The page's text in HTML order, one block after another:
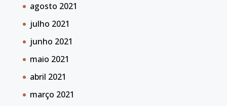
agosto 2021
julho 2021
junho 2021
maio 2021
abril 2021
março 2021